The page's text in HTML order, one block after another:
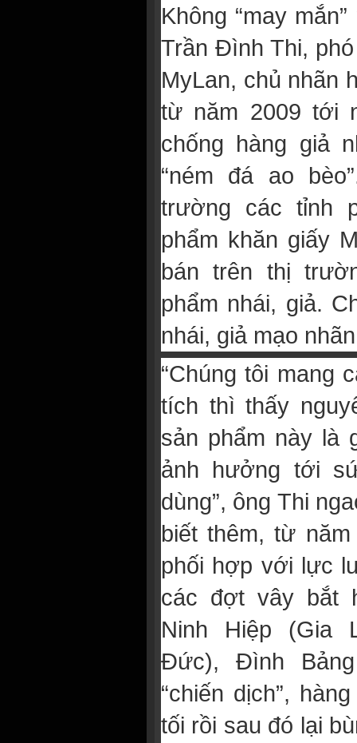
Không “may
Trần Đình Thi,
MyLan, chủ nhãn
từ năm 2009 tới
chống hàng giả
“ném đá ao
trường các tỉnh
phẩm khăn giấy
bán trên thị
phẩm nhái, giả.
nhái, giả mạo
“Chúng tôi mang
tích thì thấy
sản phẩm này là
ảnh hưởng tới
dùng”, ông Thi
biết thêm, từ
phối hợp với lực
các đợt vây bắt
Ninh Hiệp (Gia
Đức), Đình
“chiến dịch”,
tối rồi sau đó lại